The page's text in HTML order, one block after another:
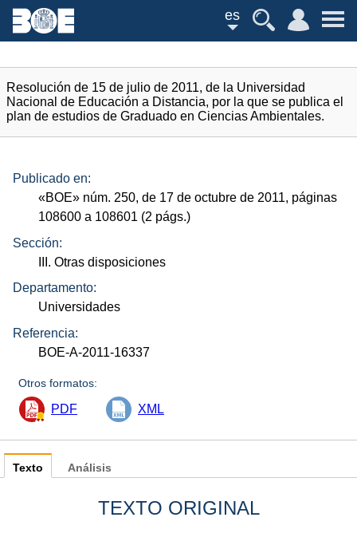
es
Resolución de 15 de julio de 2011, de la Universidad
Nacional de Educación a Distancia, por la que se publica el
plan de estudios de Graduado en Ciencias Ambientales.
Publicado en:
«BOE» núm. 250, de 17 de octubre de 2011, páginas
108600 a 108601 (2 págs.)
Sección:
III. Otras disposiciones
Departamento:
Universidades
Referencia:
BOE-A-2011-16337
Otros formatos:
PDF XML
Texto
TEXTO ORIGINAL
Análisis